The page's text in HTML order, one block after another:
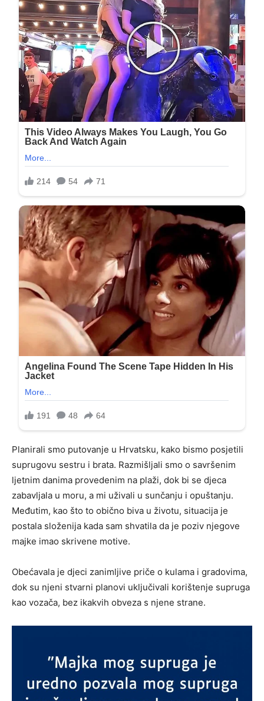
Planirali smo putovanje u Hrvatsku, kako bismo posjetili
suprugovu sestru i brata. Razmišljali smo o savršenim
ljetnim danima provedenim na plaži, dok bi se djeca
zabavljala u moru, a mi uživali u sunčanju i opuštanju.
Međutim, kao što to obično biva u životu, situacija je
postala složenija kada sam shvatila da je poziv njegove
majke imao skrivene motive.
Obećavala je djeci zanimljive priče o kulama i gradovima,
dok su njeni stvarni planovi uključivali korištenje supruga
kao vozača, bez ikakvih obveza s njene strane.